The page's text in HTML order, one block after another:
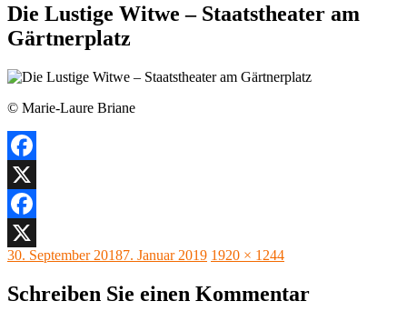
Die Lustige Witwe – Staatstheater am
Gärtnerplatz
© Marie-Laure Briane
Facebook
X
Facebook
X
Veröffentlicht
30. September 20187. Januar 2019 Originalgröße
1920 × 1244
Schreiben Sie einen Kommentar